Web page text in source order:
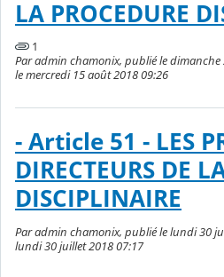
LA PROCEDURE
1
Par admin chamonix, publié le dimanche
le mercredi 15 août 2018 09:26
- Article 51 - LES
DIRECTEURS DE
DISCIPLINAIRE
Par admin chamonix, publié le lundi 30
lundi 30 juillet 2018 07:17